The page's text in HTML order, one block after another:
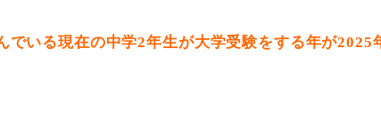
でいる現在の中学2年生が大学受験をする年が2025